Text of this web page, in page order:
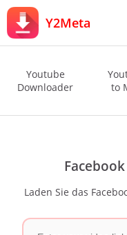
Y2Meta
Youtube
Downloader
to
Laden Sie das